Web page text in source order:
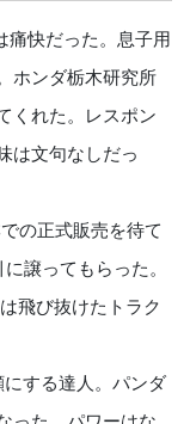
快だった。息子用
ホンダ栃木研究所
くれた。レスポン
は文句なしだっ
の正式販売を待て
譲ってもらった。
飛び抜けたトラク
する達人。パンダ